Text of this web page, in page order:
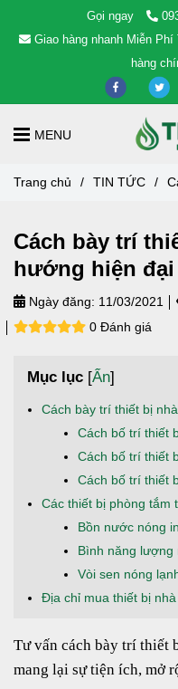
Gọi ngay
Giao hàng nhanh Miễn
hàng
MENU
Trang chủ / TIN TỨC /
Cách bày trí
hướng hiện đại
Ngày đăng: 11/03/2021
0 Đánh giá
Mục lục [Ẩn]
Cách bày trí thiết bị
Cách bố trí thiết
Cách bố trí thiết
Cách bố trí thiết
Các thiết bị phòng tắm
Bồn nước nóng
Bình năng lượng
Vòi sen nóng
Địa chỉ mua thiết bị
Tư vấn cách bày trí thiết
mang lại sự tiện ích, mở